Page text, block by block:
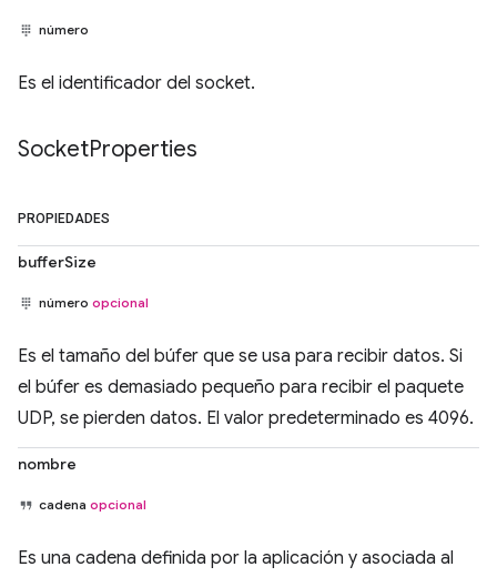
número
Es el identificador del socket.
SocketProperties
PROPIEDADES
bufferSize
número opcional
Es el tamaño del búfer que se usa para recibir datos. Si
el búfer es demasiado pequeño para recibir el paquete
UDP, se pierden datos. El valor predeterminado es 4096.
nombre
cadena opcional
Es una cadena definida por la aplicación y asociada al